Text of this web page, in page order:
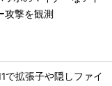
攻撃を観測
で拡張子や隠しファイ